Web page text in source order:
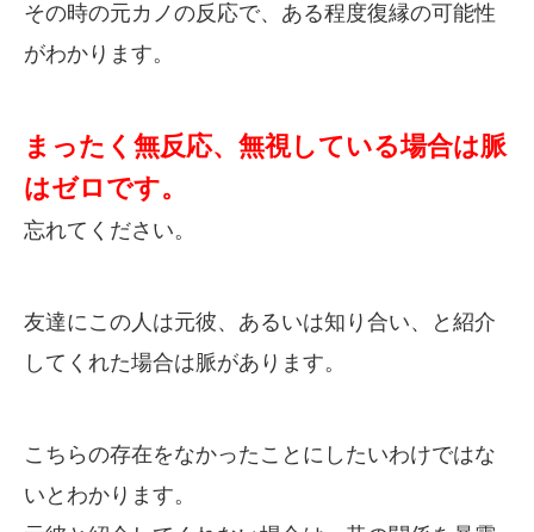
その時の元カノの反応で、ある程度復縁の可能性
がわかります。
まったく無反応、無視している場合は脈
はゼロです。
忘れてください。
友達にこの人は元彼、あるいは知り合い、と紹介
してくれた場合は脈があります。
こちらの存在をなかったことにしたいわけではな
いとわかります。